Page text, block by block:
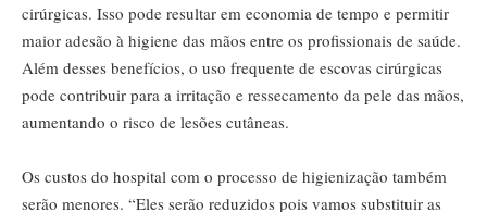
cirúrgicas. Isso pode resultar em economia de tempo e permitir
maior adesão à higiene das mãos entre os profissionais de saúde.
Além desses benefícios, o uso frequente de escovas cirúrgicas
pode contribuir para a irritação e ressecamento da pele das mãos,
aumentando o risco de lesões cutâneas.
Os custos do hospital com o processo de higienização também
serão menores. “Eles serão reduzidos pois vamos substituir as